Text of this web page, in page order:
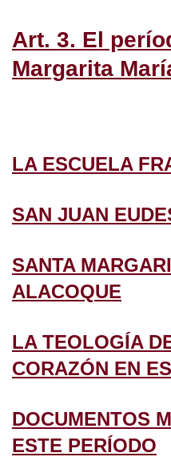
Art. 3. El
Margarita
LA ESCUELA
SAN JUAN
SANTA
ALACOQUE
LA TEOLOGÍA
CORAZÓN EN
DOCUMENTOS
ESTE PERÍODO